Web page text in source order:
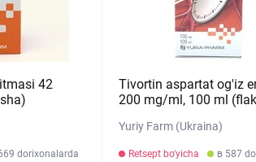
42
dorixonalarda
Tivortin aspartat og'iz
200 mg/ml, 100 ml
Yuriy Farm (Ukraina)
Retsept bo'yicha в 587